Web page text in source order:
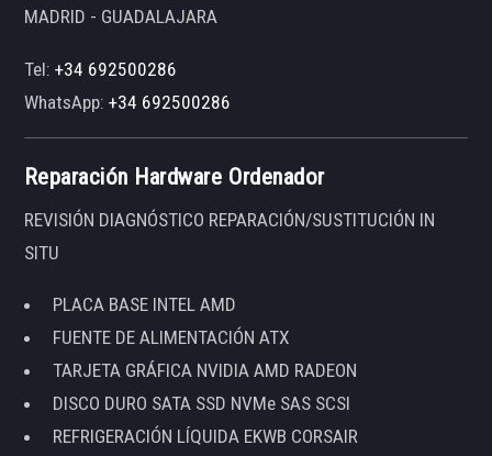
MADRID - GUADALAJARA
Tel:+34 692500286
WhatsApp:+34 692500286
Reparación Hardware Ordenador
REVISIÓN DIAGNÓSTICO REPARACIÓN/SUSTITUCIÓN IN
SITU
PLACA BASE INTEL AMD
FUENTE DE ALIMENTACIÓN ATX
TARJETA GRÁFICA NVIDIA AMD RADEON
DISCO DURO SATA SSD NVMe SAS SCSI
REFRIGERACIÓN LÍQUIDA EKWB CORSAIR